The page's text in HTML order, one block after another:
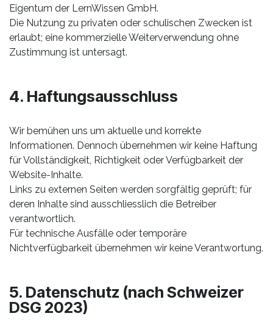
Eigentum der LernWissen GmbH.
Die Nutzung zu privaten oder schulischen Zwecken ist
erlaubt; eine kommerzielle Weiterverwendung ohne
Zustimmung ist untersagt.
4. Haftungsausschluss
Wir bemühen uns um aktuelle und korrekte
Informationen. Dennoch übernehmen wir keine Haftung
für Vollständigkeit, Richtigkeit oder Verfügbarkeit der
Website-Inhalte.
Links zu externen Seiten werden sorgfältig geprüft; für
deren Inhalte sind ausschliesslich die Betreiber
verantwortlich.
Für technische Ausfälle oder temporäre
Nichtverfügbarkeit übernehmen wir keine Verantwortung.
5. Datenschutz (nach Schweizer
DSG 2023)